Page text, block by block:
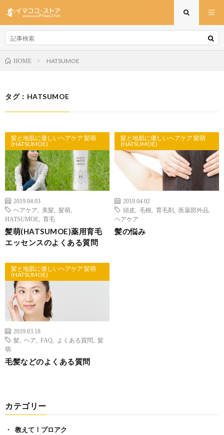
HOME HATSUMOE
タグ：HATSUMOE
髪と地肌に優しいヘアケア 髪萌
(HATSUMOE)
2019.04.03
ヘアケア
美髪 髪萌
HATSUMOE
育毛
髪萌(HATSUMOE)薬用育毛
エッセンスのよくある質問
髪と地肌に優しいヘアケア 髪萌
(HATSUMOE)
2019.04.02
頭皮
毛根 育毛剤 医薬部外品
ヘアケア
髪の悩み
髪と地肌に優しいヘアケア 髪萌
(HATSUMOE)
2019.03.18
髪
ヘア FAQ よくある質問
髪
萌
毛髪などのよくある質問
カテゴリー
教えて！プロアク